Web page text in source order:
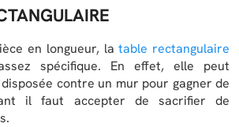
en longueur, latable rectangulaire
spécifique. En effet, elle peut
contre un mur pour gagner de
il faut accepter de sacrifier de